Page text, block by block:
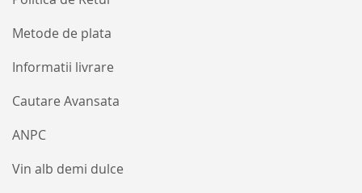
Metode de plata
Informatii livrare
Cautare Avansata
ANPC
Vin alb demi dulce